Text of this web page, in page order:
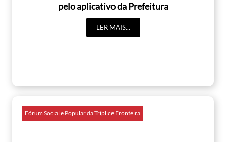
pelo aplicativo da Prefeitura
LER MAIS...
Fórum Social e Popular da Tríplice Fronteira